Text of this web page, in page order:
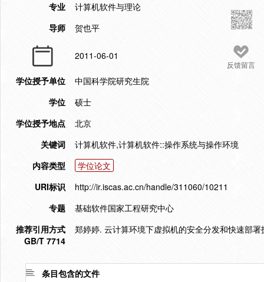
反馈留言
专业
计算机软件与理论
导师
贺也平
2011-06-01
学位授予单位
中国科学院研究生院
学位
硕士
学位授予地点
北京
关键词
计算机软件,计算机软件::操作系统与操作环境
内容类型
学位论文
URI标识
http://ir.iscas.ac.cn/handle/311060/10211
专题
基础软件国家工程研究中心
推荐引用方式
GB/T 7714
郑婷婷. 云计算环境下虚拟机的安全分发和快速部
条目包含的文件